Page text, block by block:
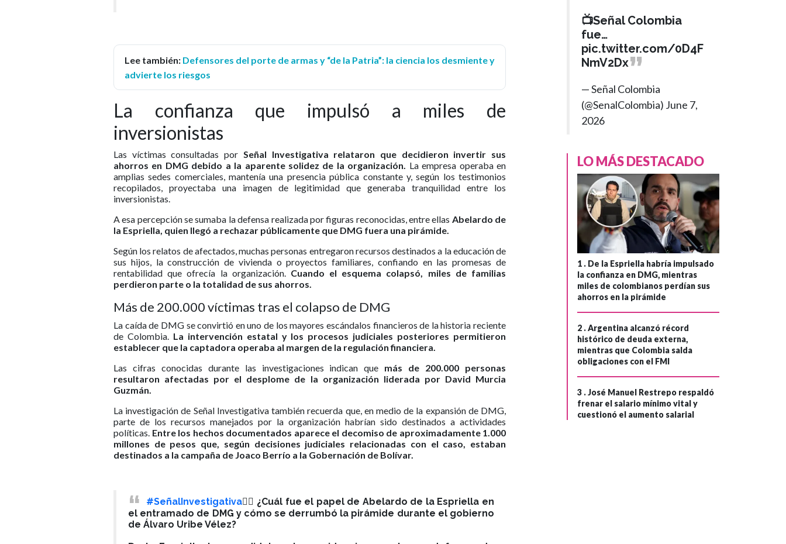
Lee también: Defensores del porte de armas y “de la Patria”: la ciencia los desmiente y
advierte los riesgos
La confianza que impulsó a miles de
inversionistas
Las víctimas consultadas por Señal Investigativa relataron que decidieron invertir sus
ahorros en DMG debido a la aparente solidez de la organización. La empresa operaba en
amplias sedes comerciales, mantenía una presencia pública constante y, según los testimonios
recopilados, proyectaba una imagen de legitimidad que generaba tranquilidad entre los
inversionistas.
A esa percepción se sumaba la defensa realizada por figuras reconocidas, entre ellas Abelardo de
la Espriella, quien llegó a rechazar públicamente que DMG fuera una pirámide.
Según los relatos de afectados, muchas personas entregaron recursos destinados a la educación de
sus hijos, la construcción de vivienda o proyectos familiares, confiando en las promesas de
rentabilidad que ofrecía la organización. Cuando el esquema colapsó, miles de familias
perdieron parte o la totalidad de sus ahorros.
Más de 200.000 víctimas tras el colapso de DMG
La caída de DMG se convirtió en uno de los mayores escándalos financieros de la historia reciente
de Colombia. La intervención estatal y los procesos judiciales posteriores permitieron
establecer que la captadora operaba al margen de la regulación financiera.
Las cifras conocidas durante las investigaciones indican que más de 200.000 personas
resultaron afectadas por el desplome de la organización liderada por David Murcia
Guzmán.
La investigación de Señal Investigativa también recuerda que, en medio de la expansión de DMG,
parte de los recursos manejados por la organización habrían sido destinados a actividades
políticas. Entre los hechos documentados aparece el decomiso de aproximadamente 1.000
millones de pesos que, según decisiones judiciales relacionadas con el caso, estaban
destinados a la campaña de Joaco Berrío a la Gobernación de Bolívar.
#SeñalInvestigativa🕵🏻 ¿Cuál fue el papel de Abelardo de la Espriella en
el entramado de DMG y cómo se derrumbó la pirámide durante el gobierno
de Álvaro Uribe Vélez?
📺Señal Colombia
fue…
pic.twitter.com/0D4F
NmV2Dx
— Señal Colombia
(@SenalColombia) June 7,
2026
LO MÁS DESTACADO
1 . De la Espriella habría impulsado
la confianza en DMG, mientras
miles de colombianos perdían sus
ahorros en la pirámide
2 .Argentina alcanzó récord
histórico de deuda externa,
mientras que Colombia salda
obligaciones con el FMI
3 .José Manuel Restrepo respaldó
frenar el salario mínimo vital y
cuestionó el aumento salarial